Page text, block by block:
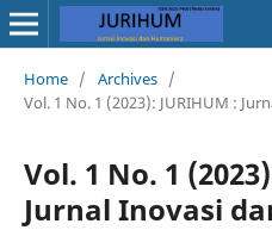
Home / Archives /
Vol. 1 No. 1 (2023): JURIHUM :
Vol. 1 No. 1
Jurnal Inovasi